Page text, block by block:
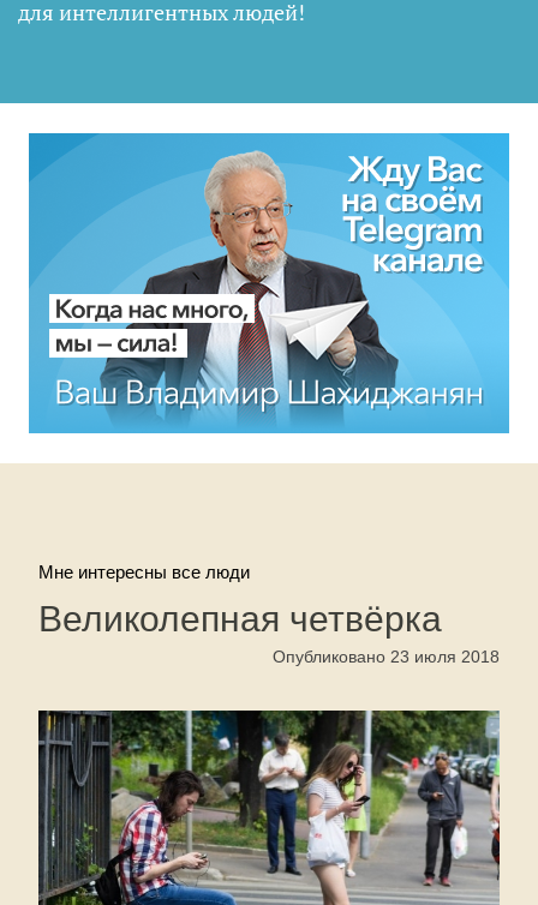
для интеллигентных людей!
Мне интересны все люди
Великолепная четвёрка
Опубликовано 23 июля 2018